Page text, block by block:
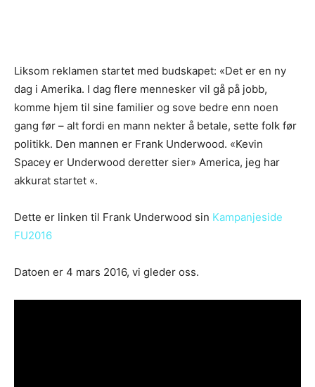
Liksom reklamen startet med budskapet: «Det er en ny
dag i Amerika. I dag flere mennesker vil gå på jobb,
komme hjem til sine familier og sove bedre enn noen
gang før – alt fordi en mann nekter å betale, sette folk før
politikk. Den mannen er Frank Underwood. «Kevin
Spacey er Underwood deretter sier» America, jeg har
akkurat startet «.
Dette er linken til Frank Underwood sin Kampanjeside
FU2016
Datoen er 4 mars 2016, vi gleder oss.